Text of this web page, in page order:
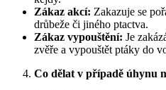
Zákaz akcí: Zakazuje se
drůbeže či jiného ptactva.
Zákaz vypouštění: Je
zvěře a vypouštět ptáky do
Co dělat v případě úhynu